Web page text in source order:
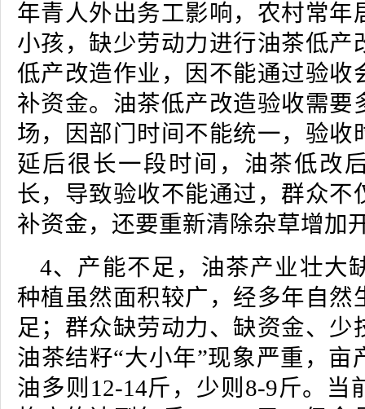
年青人外出务工影响，农村常年
小孩，缺少劳动力进行油茶低产
低产改造作业，因不能通过验收
补资金。油茶低产改造验收需要
场，因部门时间不能统一，验收
延后很长一段时间，油茶低改
长，导致验收不能通过，群众不
补资金，还要重新清除杂草增加
4、产能不足，油茶产业壮大
种植虽然面积较广，经多年自然
足；群众缺劳动力、缺资金、少
油茶结籽“大小年”现象严重，亩
油多则12-14斤，少则8-9斤。当